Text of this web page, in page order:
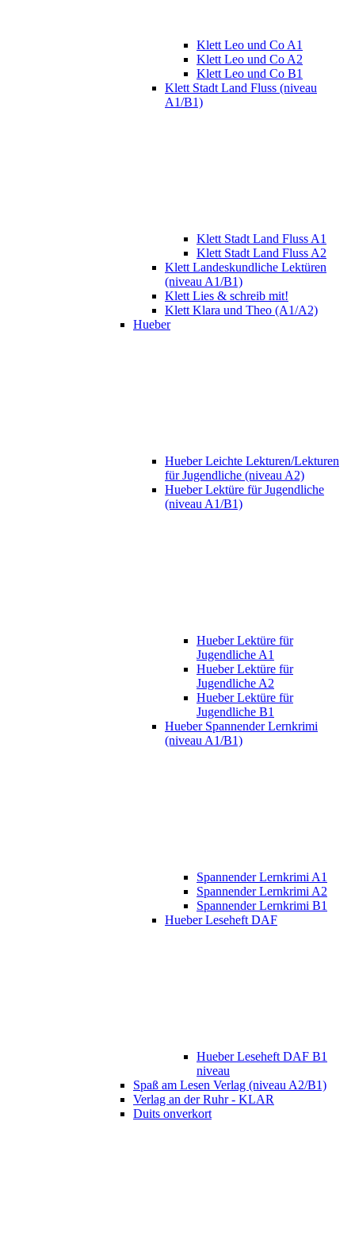
Klett Leo und Co A1
Klett Leo und Co A2
Klett Leo und Co B1
Klett Stadt Land Fluss (niveau
A1/B1)
Klett Stadt Land Fluss A1
Klett Stadt Land Fluss A2
Klett Landeskundliche Lektüren
(niveau A1/B1)
Klett Lies & schreib mit!
Klett Klara und Theo (A1/A2)
Hueber
Hueber Leichte Lekturen/Lekturen
für Jugendliche (niveau A2)
Hueber Lektüre für Jugendliche
(niveau A1/B1)
Hueber Lektüre für
Jugendliche A1
Hueber Lektüre für
Jugendliche A2
Hueber Lektüre für
Jugendliche B1
Hueber Spannender Lernkrimi
(niveau A1/B1)
Spannender Lernkrimi A1
Spannender Lernkrimi A2
Spannender Lernkrimi B1
Hueber Leseheft DAF
Hueber Leseheft DAF B1
niveau
Spaß am Lesen Verlag (niveau A2/B1)
Verlag an der Ruhr - KLAR
Duits onverkort